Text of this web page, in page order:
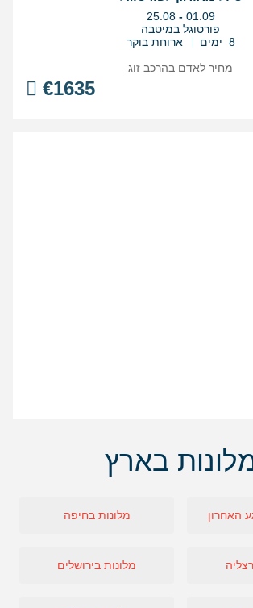
בין
התאריכים,
25.08 - 01.09
פורטוגל במיטבה
8 ימים
ארוחת בוקר
€1635
מחיר לאדם בהרכב זוג
בארץ
האחרון מלונות בחיפה
מלונות בירושלים